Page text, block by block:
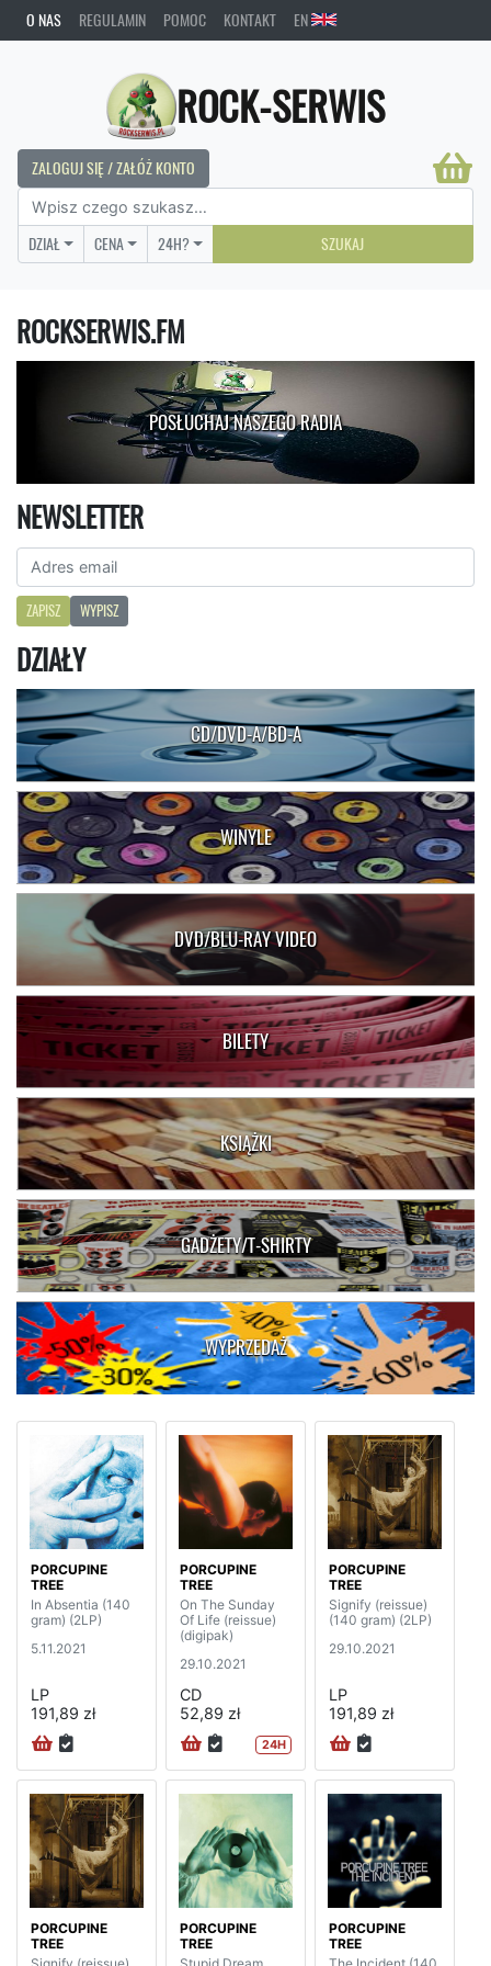
O NAS REGULAMIN POMOC KONTAKT EN
ROCK-SERWIS
ZALOGUJ SIĘ / ZAŁÓŻ KONTO
DZIAŁ CENA 24H? SZUKAJ
ROCKSERWIS.FM
POSŁUCHAJ NASZEGO RADIA
NEWSLETTER
ZAPISZ WYPISZ
DZIAŁY
CD/DVD-A/BD-A
WINYLE
DVD/BLU-RAY VIDEO
BILETY
KSIĄŻKI
GADŻETY/T-SHIRTY
WYPRZEDAŻ
PORCUPINE
TREE
In Absentia (140
gram) (2LP)
5.11.2021
LP
191,89 zł
PORCUPINE
TREE
On The Sunday
Of Life (reissue)
(digipak)
29.10.2021
CD
52,89 zł
24H
PORCUPINE
TREE
Signify (reissue)
(140 gram) (2LP)
29.10.2021
LP
191,89 zł
PORCUPINE
TREE
PORCUPINE
TREE
PORCUPINE
TREE